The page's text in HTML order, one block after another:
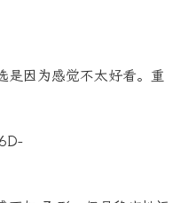
是因为感觉不太好看。重